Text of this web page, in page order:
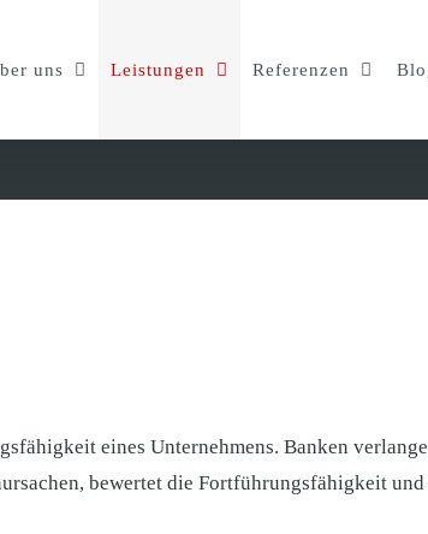
uns Leistungen Referenzen
eines Unternehmens. Banken
bewertet die Fortführungsfähigkeit